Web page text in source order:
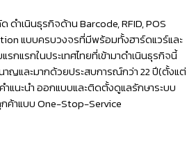
ดำเนินธุรกิจด้าน Barcode, RFID, POS
แบบครบวงจรที่มีพร้อมทั้งฮาร์ดแวร์และ
กแรกในประเทศไทยที่เข้ามาดำเนินธุรกิจนี้
าญและมากด้วยประสบการณ์กว่า 22 ปี(ตั้งแต่
ำแนะนำ ออกแบบและติดตั้งดูแลรักษาระบบ
ค้าแบบ One-Stop-Service